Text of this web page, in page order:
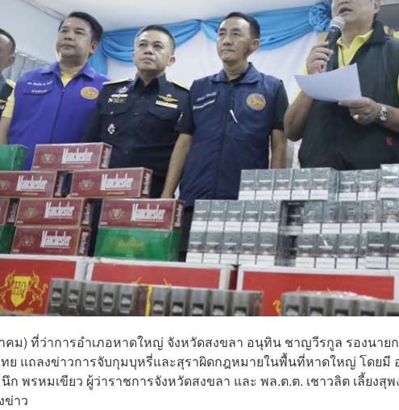
คม) ที่ว่าการอำเภอหาดใหญ่ จังหวัดสงขลา อนุทิน ชาญวีรกูล รองนาย
ย แถลงข่าวการจับกุมบุหรี่และสุราผิดกฎหมายในพื้นที่หาดใหญ่ โดย
ก พรหมเขียว ผู้ว่าราชการจังหวัดสงขลา และ พล.ต.ต. เชาวลิต เลี้ยงสุ
ข่าว